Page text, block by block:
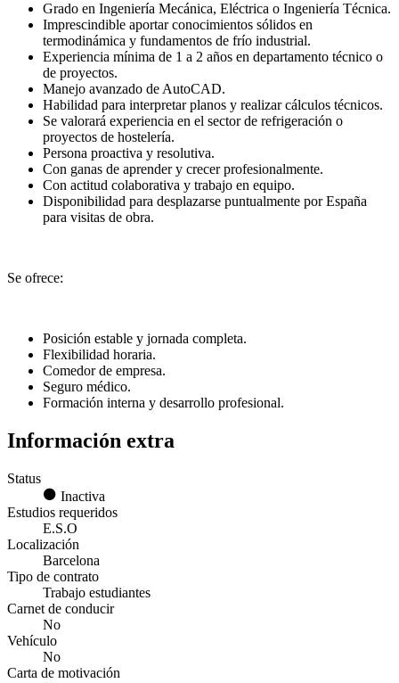
Grado en Ingeniería Mecánica, Eléctrica o Ingeniería Técnica.
Imprescindible aportar conocimientos sólidos en
termodinámica y fundamentos de frío industrial.
Experiencia mínima de 1 a 2 años en departamento técnico o
de proyectos.
Manejo avanzado de AutoCAD.
Habilidad para interpretar planos y realizar cálculos técnicos.
Se valorará experiencia en el sector de refrigeración o
proyectos de hostelería.
Persona proactiva y resolutiva.
Con ganas de aprender y crecer profesionalmente.
Con actitud colaborativa y trabajo en equipo.
Disponibilidad para desplazarse puntualmente por España
para visitas de obra.
Se ofrece:
Posición estable y jornada completa.
Flexibilidad horaria.
Comedor de empresa.
Seguro médico.
Formación interna y desarrollo profesional.
Información extra
Status
Inactiva
Estudios requeridos
E.S.O
Localización
Barcelona
Tipo de contrato
Trabajo estudiantes
Carnet de conducir
No
Vehículo
No
Carta de motivación